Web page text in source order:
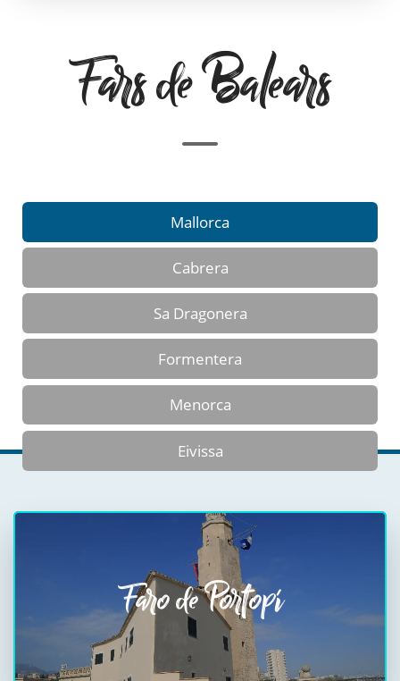
Fars de Balears
Mallorca
Cabrera
Sa Dragonera
Formentera
Menorca
Eivissa
Faro de Portopí